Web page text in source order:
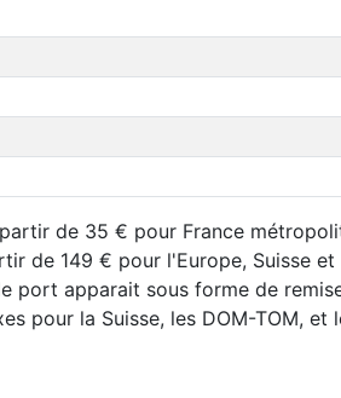
de 35 € pour France
de 149 € pour l'Europe, Suisse et
port apparait sous forme de
pour la Suisse, les DOM-TOM,